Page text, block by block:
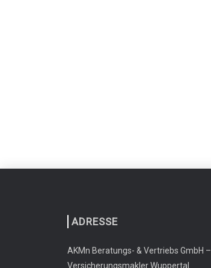
ADRESSE
AKMn Beratungs- & Vertriebs GmbH –
Versicherungsmakler Wuppertal